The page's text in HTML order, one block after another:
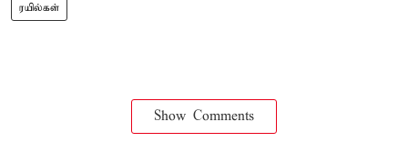
ரயில்கள்
Show Comments